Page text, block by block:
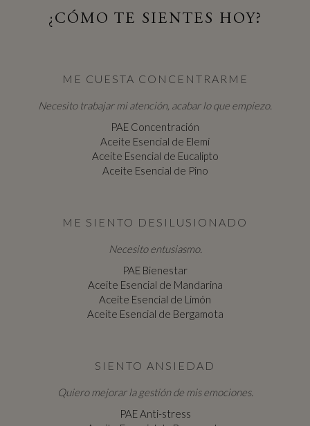
¿CÓMO TE SIENTES HOY?
ME CUESTA CONCENTRARME
Necesito trabajar mi atención, acabar lo que empiezo.
PAE Concentración
Aceite Esencial de Elemí
Aceite Esencial de Eucalipto
Aceite Esencial de Pino
ME SIENTO DESILUSIONADO
Necesito entusiasmo.
PAE Bienestar
Aceite Esencial de Mandarina
Aceite Esencial de Limón
Aceite Esencial de Bergamota
SIENTO ANSIEDAD
Quiero mejorar la gestión de mis emociones.
PAE Anti-stress